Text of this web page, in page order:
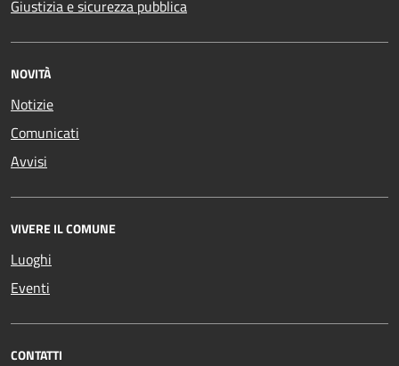
Giustizia e sicurezza pubblica
NOVITÀ
Notizie
Comunicati
Avvisi
VIVERE IL COMUNE
Luoghi
Eventi
CONTATTI